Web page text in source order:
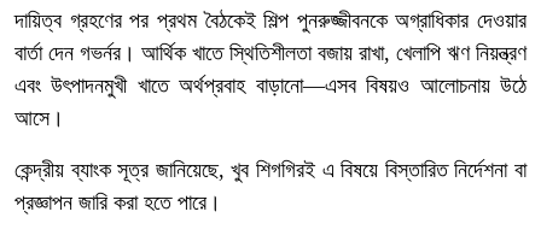
দায়িত্ব গ্রহণের পর প্রথম বৈঠকেই শিল্প পুনরুজ্জীবনকে অগ্রাধিকার দেওয়ার
বার্তা দেন গভর্নর। আর্থিক খাতে স্থিতিশীলতা বজায় রাখা, খেলাপি ঋণ নিয়ন্ত্রণ
এবং উৎপাদনমুখী খাতে অর্থপ্রবাহ বাড়ানো—এসব বিষয়ও আলোচনায় উঠে
আসে।
কেন্দ্রীয় ব্যাংক সূত্র জানিয়েছে, খুব শিগগিরই এ বিষয়ে বিস্তারিত নির্দেশনা বা
প্রজ্ঞাপন জারি করা হতে পারে।